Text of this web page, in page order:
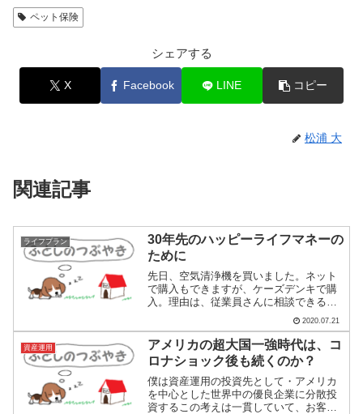
ペット保険
シェアする
X Facebook LINE コピー
松浦 大
関連記事
ライフプラン
30年先のハッピーライフマネーの
ために
先日、空気清浄機を買いました。ネット
で購入もできますが、ケーズデンキで購
入。理由は、従業員さんに相談できるか
ー。逆に、お客様の部屋の間取りだとこ
の機能は必要ないですね」「お部屋の感
じだと、白よりブラウンです...
2020.07.21
資産運用
アメリカの超大国一強時代は、コ
ロナショック後も続くのか？
僕は資産運用の投資先として・アメリカ
を中心とした世界中の優良企業に分散投
資するこの考えは一貫していて、お客様